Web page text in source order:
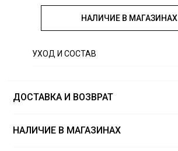
НАЛИЧИЕ В МАГАЗИНАХ
УХОД И СОСТАВ
ДОСТАВКА И ВОЗВРАТ
НАЛИЧИЕ В МАГАЗИНАХ